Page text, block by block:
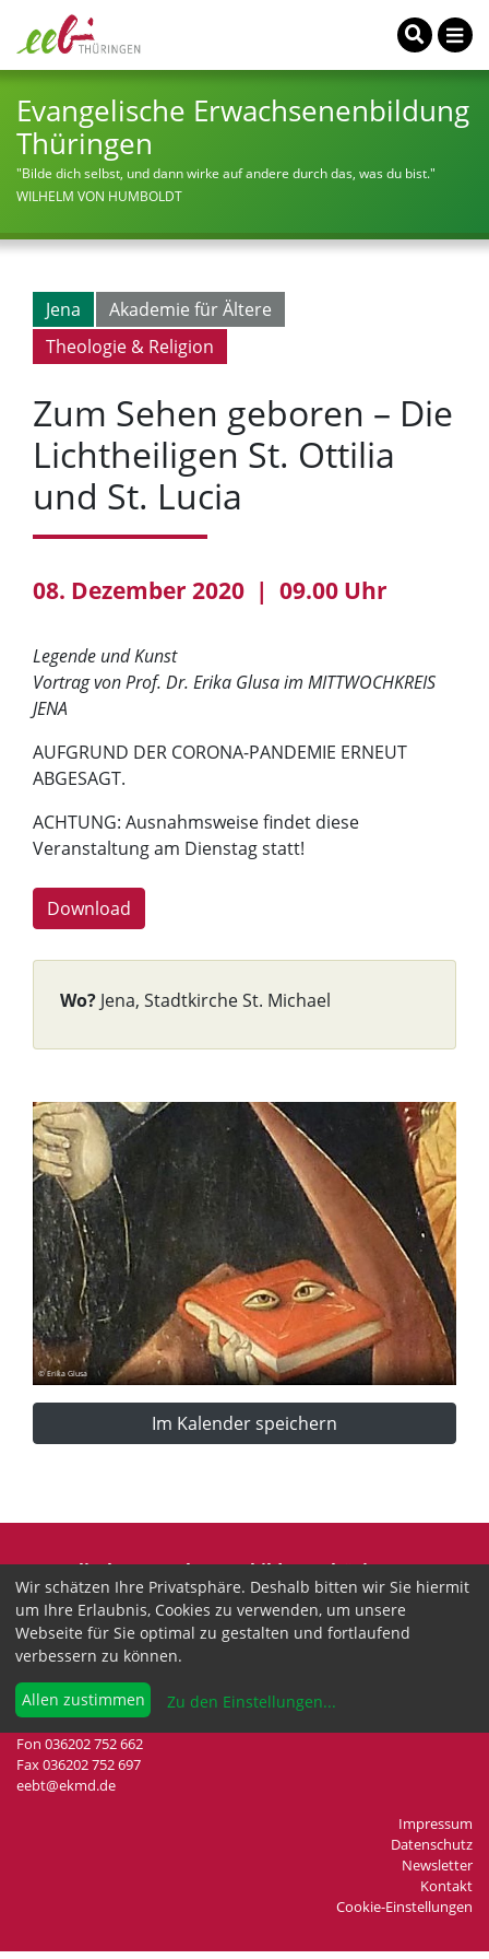
Evangelische Erwachsenenbildung
Thüringen
"Bilde dich selbst, und dann wirke auf andere durch das, was du bist."
WILHELM VON HUMBOLDT
Jena
Akademie für Ältere
Theologie & Religion
Zum Sehen geboren – Die
Lichtheiligen St. Ottilia
und St. Lucia
08. Dezember 2020 | 09.00 Uhr
Legende und Kunst
Vortrag von Prof. Dr. Erika Glusa im MITTWOCHKREIS
JENA
AUFGRUND DER CORONA-PANDEMIE ERNEUT
ABGESAGT.
ACHTUNG: Ausnahmsweise findet diese
Veranstaltung am Dienstag statt!
Download
Wo? Jena, Stadtkirche St. Michael
© Erika Glusa
Im Kalender speichern
Evangelische Erwachsenenbildung Thüringen
Wir sind anerkannter freier Träger der
Erwachsenenbildung in Thüringen.
Landesgeschäftsstelle
Drei-Gleichen-Straße 35a
99192 Neudietendorf
Fon 036202 752 662
Fax 036202 752 697
eebt@ekmd.de
Impressum
Datenschutz
Newsletter
Kontakt
Cookie-Einstellungen
Wir schätzen Ihre Privatsphäre. Deshalb bitten wir Sie hiermit
um Ihre Erlaubnis, Cookies zu verwenden, um unsere
Webseite für Sie optimal zu gestalten und fortlaufend
verbessern zu können.
Allen zustimmen Zu den Einstellungen...